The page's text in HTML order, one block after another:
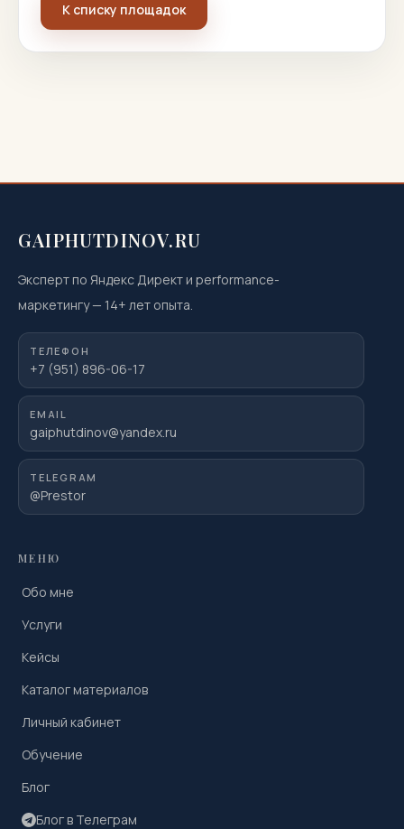
К списку площадок
GAIPHUTDINOV.RU
Эксперт по Яндекс Директ и performance-
маркетингу— 14+ лет опыта.
ТЕЛЕФОН
+7 (951) 896-06-17
EMAIL
gaiphutdinov@yandex.ru
TELEGRAM
@Prestor
МЕНЮ
Обо мне
Услуги
Кейсы
Каталог материалов
Личный кабинет
Обучение
Блог
Блог в Телеграм